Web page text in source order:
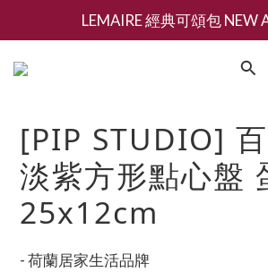
新會員募集現領抵用千元
LEMAIRE 經典可頌包 NEW
香氛 / 家居 / 餐廚 [ 全館折上兩件9
[PIP STUDIO]
淡紫方形點心盤
25x12cm
- 荷蘭居家生活品牌